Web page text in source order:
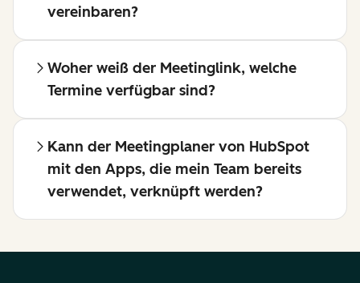
vereinbaren?
Woher weiß der Meetinglink, welche
Termine verfügbar sind?
Kann der Meetingplaner von HubSpot
mit den Apps, die mein Team bereits
verwendet, verknüpft werden?